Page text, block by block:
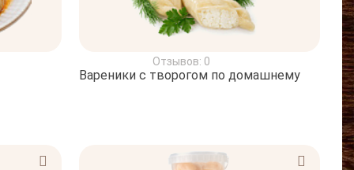
Отзывов: 0
Вареники с творогом по домашнему